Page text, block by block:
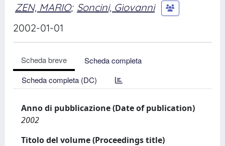
ZEN, MARIO; Soncini, Giovanni
2002-01-01
Scheda breve
Scheda completa
Scheda completa (DC)
Anno di pubblicazione (Date of publication)
2002
Titolo del volume (Proceedings title)